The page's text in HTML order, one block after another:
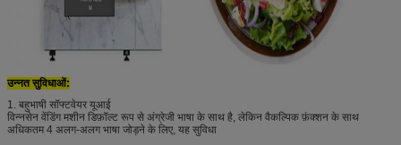
उन्नत सुविधाओं:
1. बहुभाषी सॉफ्टवेयर यूआई
विन्नसेन वेंडिंग मशीन डिफ़ॉल्ट रूप से अंग्रेजी भाषा के साथ है, लेकिन वैकल्पिक फ़ंक्शन के साथ
अधिकतम 4 अलग-अलग भाषा जोड़ने के लिए, यह सुविधा